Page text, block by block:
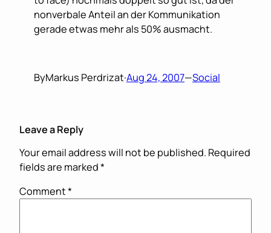
nonverbale Anteil an der Kommunikation
gerade etwas mehr als 50% ausmacht.
ByMarkus Perdrizat·Aug 24, 2007—Social
Leave a Reply
Your email address will not be published. Required
fields are marked*
Comment*